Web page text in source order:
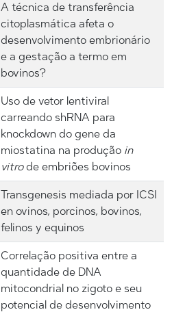
A técnica de transferência
citoplasmática afeta o
desenvolvimento embrionário
e a gestação a termo em
bovinos?
Uso de vetor lentiviral
carreando shRNA para
knockdown do gene da
miostatina na produção in
vitrode embriões bovinos
Transgenesis mediada por ICSI
en ovinos, porcinos, bovinos,
felinos y equinos
Correlação positiva entre a
quantidade de DNA
mitocondrial no zigoto e seu
potencial de desenvolvimento